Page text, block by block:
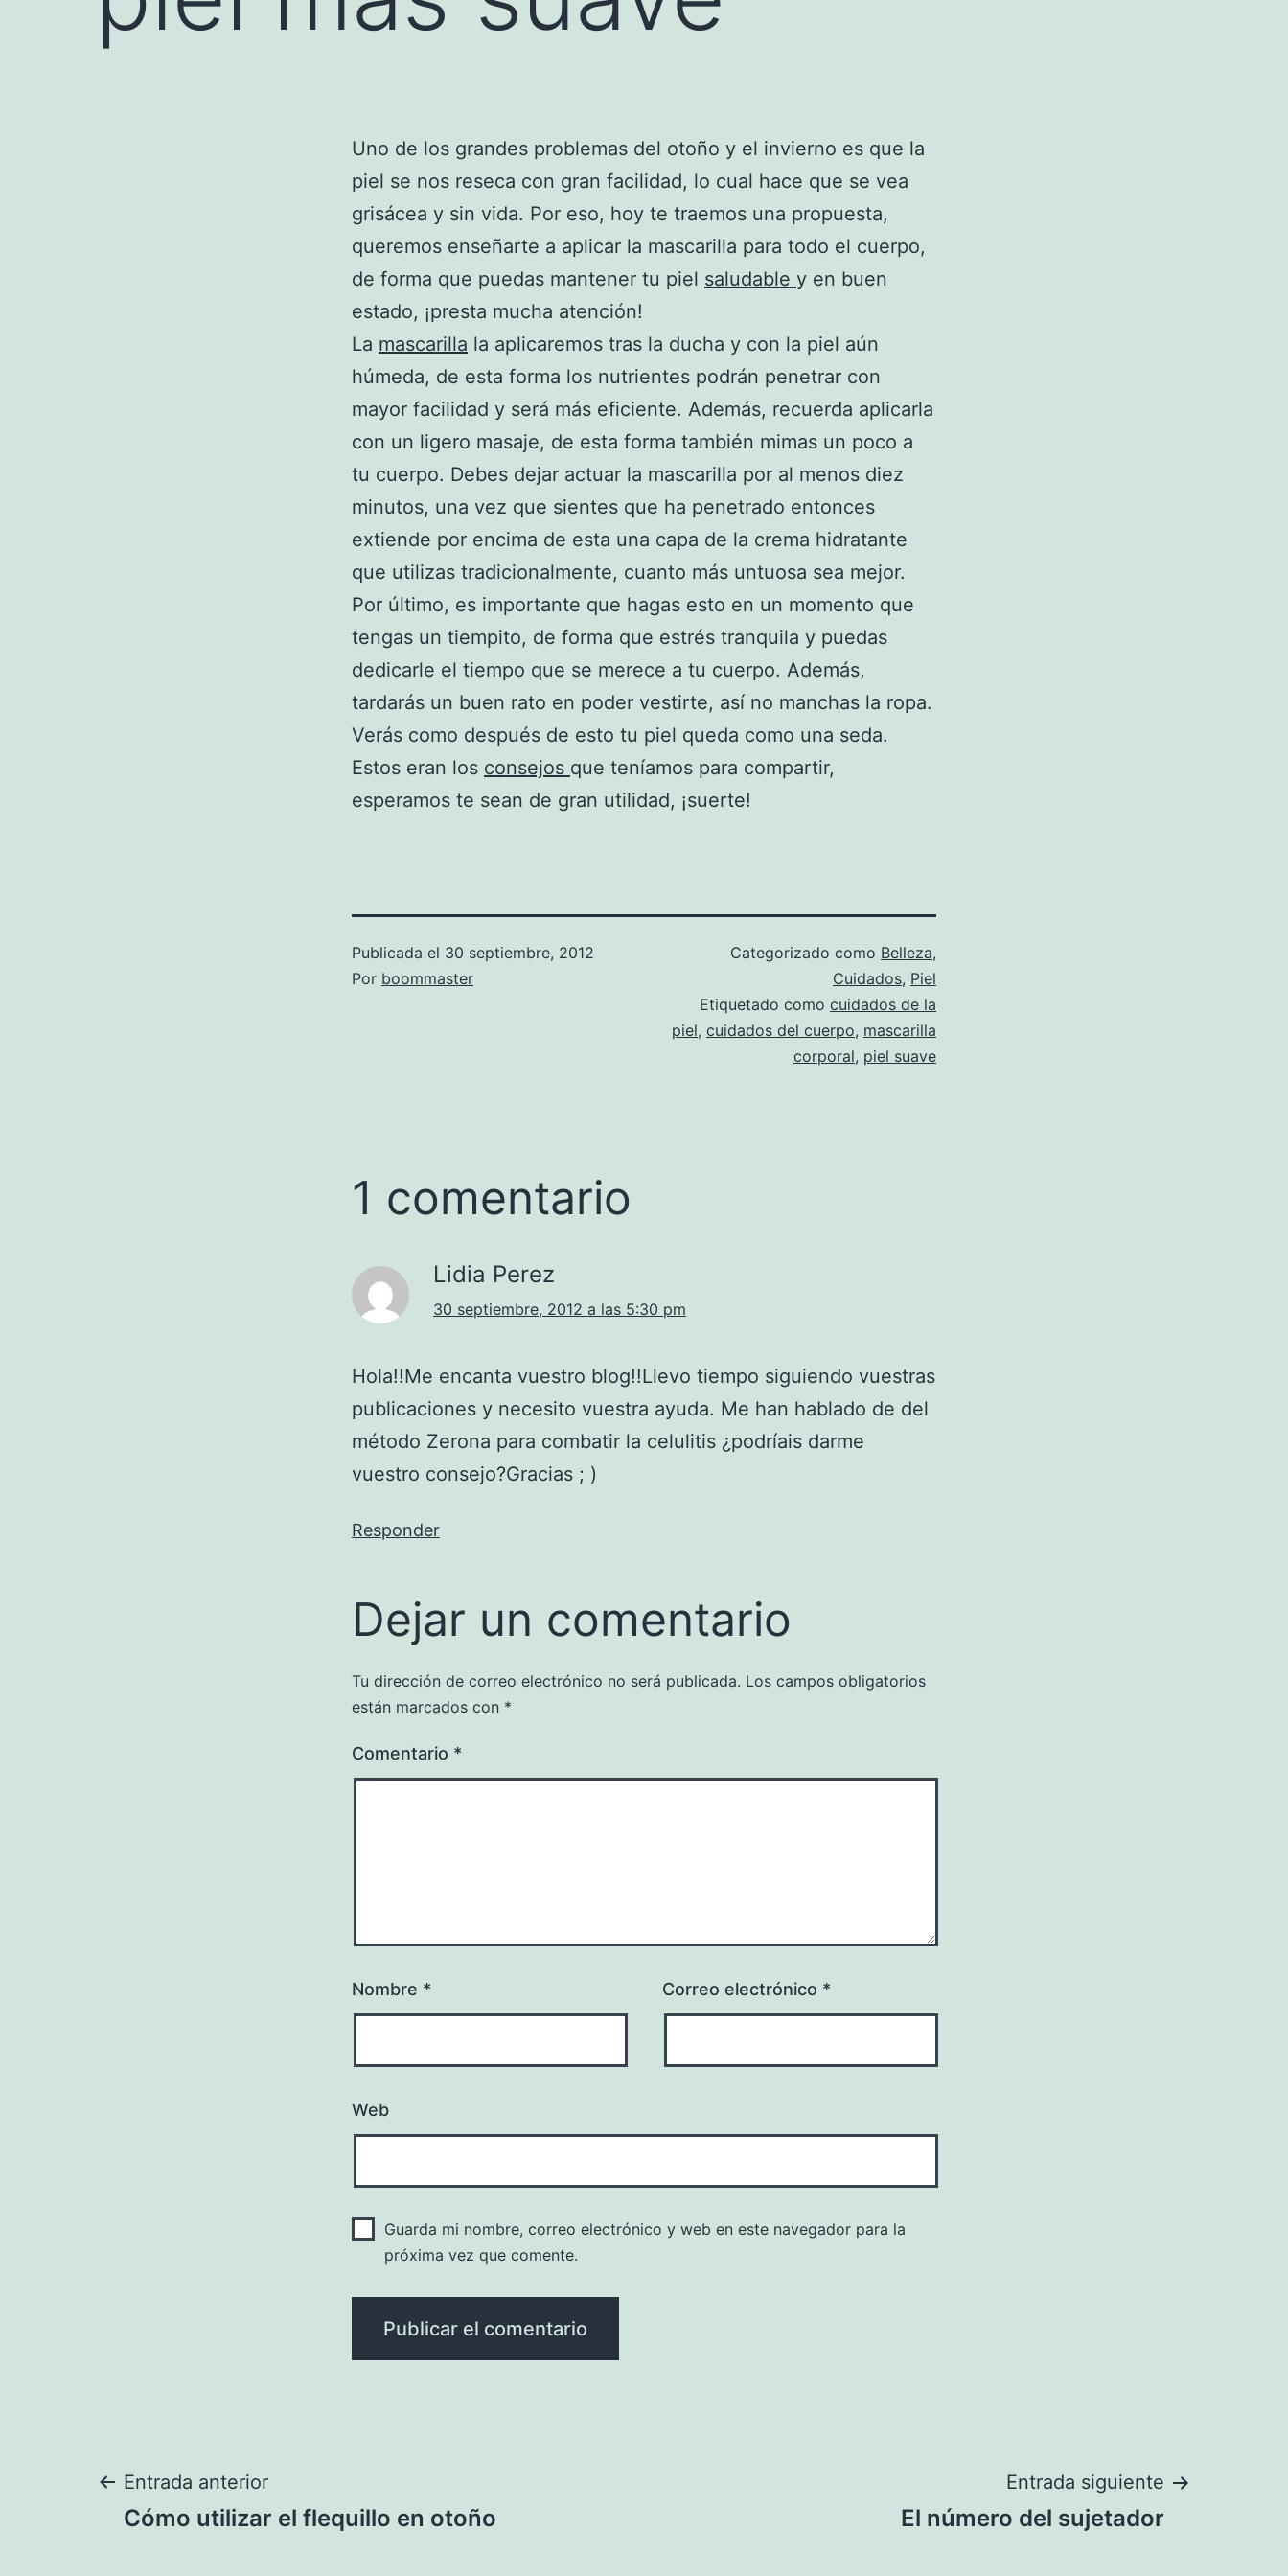
Uno de los grandes problemas del otoño y el invierno es que la
piel se nos reseca con gran facilidad, lo cual hace que se vea
grisácea y sin vida. Por eso, hoy te traemos una propuesta,
queremos enseñarte a aplicar la mascarilla para todo el cuerpo,
de forma que puedas mantener tu piel saludable y en buen
estado, ¡presta mucha atención!
La mascarilla la aplicaremos tras la ducha y con la piel aún
húmeda, de esta forma los nutrientes podrán penetrar con
mayor facilidad y será más eficiente. Además, recuerda aplicarla
con un ligero masaje, de esta forma también mimas un poco a
tu cuerpo. Debes dejar actuar la mascarilla por al menos diez
minutos, una vez que sientes que ha penetrado entonces
extiende por encima de esta una capa de la crema hidratante
que utilizas tradicionalmente, cuanto más untuosa sea mejor.
Por último, es importante que hagas esto en un momento que
tengas un tiempito, de forma que estrés tranquila y puedas
dedicarle el tiempo que se merece a tu cuerpo. Además,
tardarás un buen rato en poder vestirte, así no manchas la ropa.
Verás como después de esto tu piel queda como una seda.
Estos eran los consejos que teníamos para compartir,
esperamos te sean de gran utilidad, ¡suerte!
Publicada el 30 septiembre, 2012
Por boommaster
Categorizado como Belleza,
Cuidados, Piel
Etiquetado como cuidados de la
piel, cuidados del cuerpo, mascarilla
corporal, piel suave
1 comentario
Lidia Perez
30 septiembre, 2012 a las 5:30 pm
Hola!!Me encanta vuestro blog!!Llevo tiempo siguiendo vuestras
publicaciones y necesito vuestra ayuda. Me han hablado de del
método Zerona para combatir la celulitis ¿podríais darme
vuestro consejo?Gracias ; )
Responder
Dejar un comentario
Tu dirección de correo electrónico no será publicada. Los campos obligatorios
están marcados con *
Comentario *
Nombre * Correo electrónico *
Web
Guarda mi nombre, correo electrónico y web en este navegador para la
próxima vez que comente.
Navegación
Entrada anterior
Cómo utilizar el flequillo en otoño
Entrada siguiente
El número del sujetador